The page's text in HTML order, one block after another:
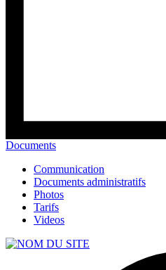
Documents
Communication
Documents administratifs
Photos
Tarifs
Videos